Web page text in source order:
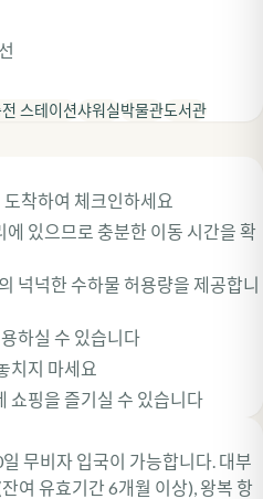
스테이션샤워실박물관도서관
착하여 체크인하세요
있으므로 충분한 이동 시간을 확
넉넉한 수하물 허용량을 제공합니
하실 수 있습니다
치지 마세요
쇼핑을 즐기실 수 있습니다
무비자 입국이 가능합니다. 대부
여 유효기간 6개월 이상), 왕복 항